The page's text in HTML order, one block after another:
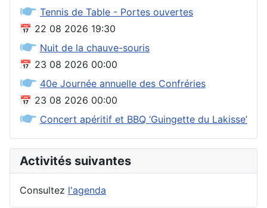
🖝 Tennis de Table - Portes ouvertes
📅 22 08 2026 19:30
🖝 Nuit de la chauve-souris
📅 23 08 2026 00:00
🖝 40e Journée annuelle des Confréries
📅 23 08 2026 00:00
🖝 Concert apéritif et BBQ ‘Guingette du Lakisse’
Activités suivantes
Consultez l'agenda